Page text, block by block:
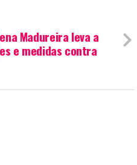
Madureira leva a
e medidas contra